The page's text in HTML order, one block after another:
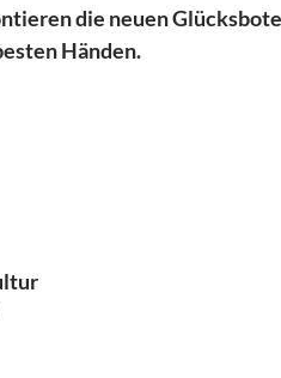
die neuen
Händen.